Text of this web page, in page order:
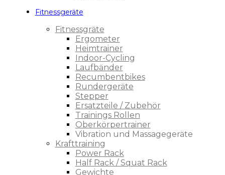
Fitnessgeräte
Fitnessgräte
Ergometer
Heimtrainer
Indoor-Cycling
Laufbänder
Recumbentbikes
Rundergeräte
Stepper
Ersatzteile / Zubehör
Trainings Rollen
Oberkörpertrainer
Vibration und Massagegeräte
Krafttraining
Power Rack
Half Rack / Squat Rack
Gewichte